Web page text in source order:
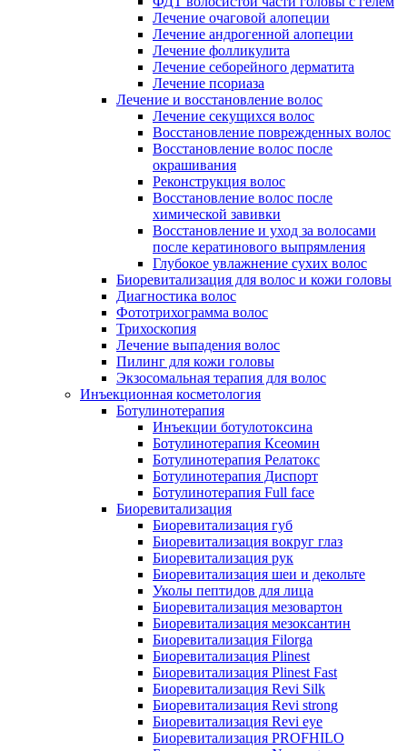
Лечение очаговой алопеции
Лечение андрогенной алопеции
Лечение фолликулита
Лечение себорейного дерматита
Лечение псориаза
Лечение и восстановление волос
Лечение секущихся волос
Восстановление поврежденных волос
Восстановление волос после
окрашивания
Реконструкция волос
Восстановление волос после
химической завивки
Восстановление и уход за волосами
после кератинового выпрямления
Глубокое увлажнение сухих волос
Биоревитализация для волос и кожи головы
Диагностика волос
Фототрихограмма волос
Трихоскопия
Лечение выпадения волос
Пилинг для кожи головы
Экзосомальная терапия для волос
Инъекционная косметология
Ботулинотерапия
Инъекции ботулотоксина
Ботулинотерапия Ксеомин
Ботулинотерапия Релатокс
Ботулинотерапия Диспорт
Ботулинотерапия Full face
Биоревитализация
Биоревитализация губ
Биоревитализация вокруг глаз
Биоревитализация рук
Биоревитализация шеи и декольте
Уколы пептидов для лица
Биоревитализация мезовартон
Биоревитализация мезоксантин
Биоревитализация Filorga
Биоревитализация Plinest
Биоревитализация Plinest Fast
Биоревитализация Revi Silk
Биоревитализация Revi strong
Биоревитализация Revi eye
Биоревитализация PROFHILO